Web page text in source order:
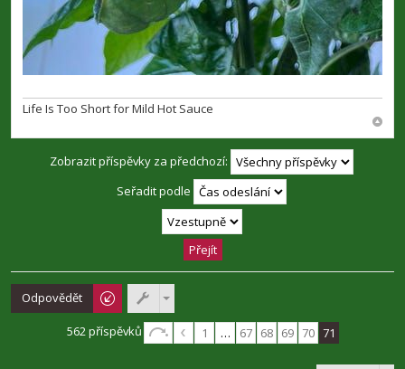
Life Is Too Short for Mild Hot Sauce
Zobrazit příspěvky za předchozí:
Seřadit podle
Odpovědět
562 příspěvků 1 … 67 68 69 70 71